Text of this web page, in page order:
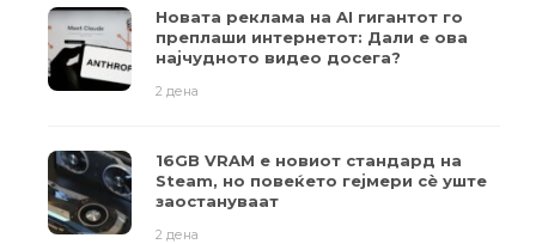
Новата реклама на AI гигантот го
преплаши интернетот: Дали е ова
најчудното видео досега?
2 дена
16GB VRAM е новиот стандард на
Steam, но повеќето гејмери ​​сè уште
заостануваат
2 дена